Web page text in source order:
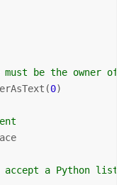
be the owner of
0)
accept a Python list